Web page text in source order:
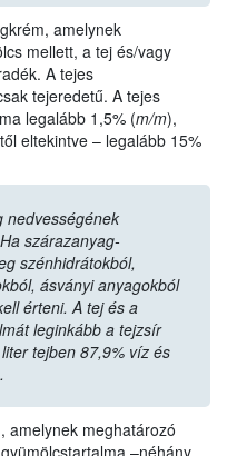
amelynek
mellett, a tej és/vagy
A tejes
tejeredetű. A tejes
legalább 1,5% (m/m),
eltekintve – legalább 15%
nedvességének
szárazanyag-
szénhidrátokból,
ásványi anyagokból
érteni. A tej és a
leginkább a tejzsír
tejben 87,9% víz és
amelynek meghatározó